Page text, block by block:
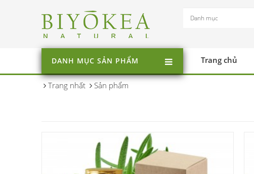
DANH MỤC SẢN PHẨM Trang chủ
Trang nhất Sản phẩm